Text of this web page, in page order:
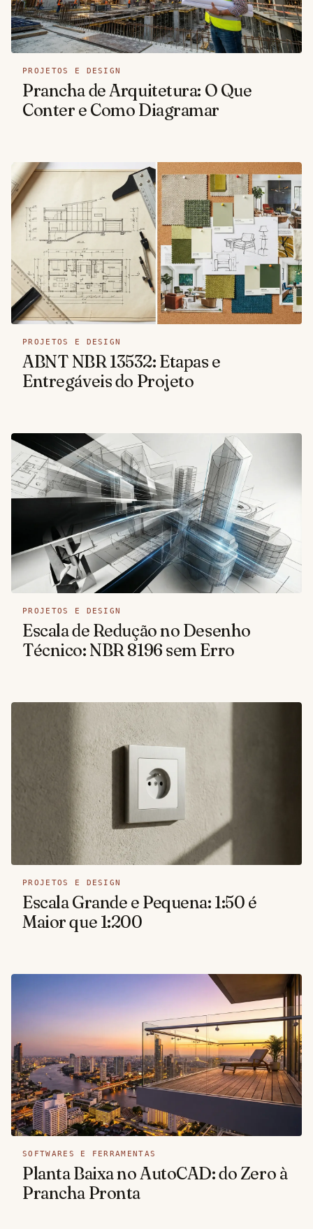
PROJETOS E DESIGN
Prancha de Arquitetura: O Que
Conter e Como Diagramar
PROJETOS E DESIGN
ABNT NBR 13532: Etapas e
Entregáveis do Projeto
PROJETOS E DESIGN
Escala de Redução no Desenho
Técnico: NBR 8196 sem Erro
PROJETOS E DESIGN
Escala Grande e Pequena: 1:50 é
Maior que 1:200
SOFTWARES E FERRAMENTAS
Planta Baixa no AutoCAD: do Zero à
Prancha Pronta